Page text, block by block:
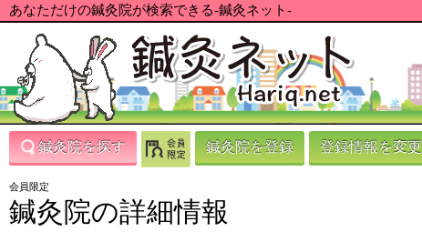
あなただけの鍼灸院が検索できる-鍼灸ネット-
鍼灸院を探す 鍼灸院を登録 登録情報を変更
会員限定
鍼灸院の詳細情報